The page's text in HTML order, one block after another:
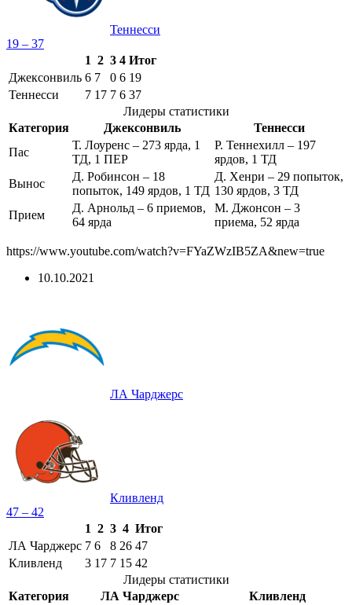
Теннесси
19 – 37
1 2 3 4 Итог
Джексонвиль 6 7 0 6 19
Теннесси
7 17 7 6 37
Лидеры статистики
Категория
Джексонвиль
Теннесси
Пас
Т. Лоуренс – 273 ярда, 1
ТД, 1 ПЕР
Р. Теннехилл – 197
ярдов, 1 ТД
Вынос
Д. Робинсон – 18
попыток, 149 ярдов, 1 ТД
Д. Хенри – 29 попыток,
130 ярдов, 3 ТД
Прием
Д. Арнольд – 6 приемов,
64 ярда
М. Джонсон – 3
приема, 52 ярда
https://www.youtube.com/watch?v=FYaZWzIB5ZA&new=true
10.10.2021
ЛА Чарджерс
Кливленд
47 – 42
1 2 3 4 Итог
ЛА Чарджерс 7 6 8 26 47
Кливленд
3 17 7 15 42
Лидеры статистики
Категория
ЛА Чарджерс
Кливленд